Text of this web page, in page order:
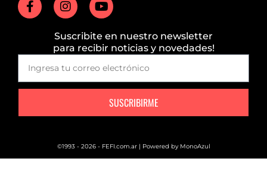
Suscribite en nuestro newsletter
para recibir noticias y novedades!
SUSCRIBIRME
©1993 - 2026 - FEFI.com.ar | Powered by MonoAzul